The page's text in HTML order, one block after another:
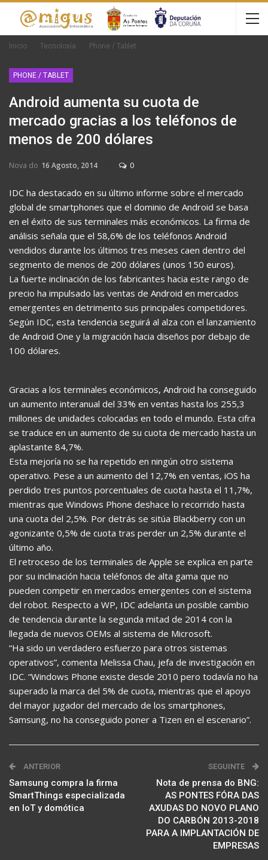
Inicio Tecnoloxía Phone / Tablet
PHONE / TABLET
Android aumenta su cuota de
mercado gracias a los teléfonos de
menos de 200 dólares
Nova do 16 Agosto, 2014 0
IDC ha destacado en su último informe sobre el mercado
global de smartphones que el dominio de Android se basa
en el éxito de sus terminales más económicos. La firma de
análisis señala que el 58,6% de los teléfonos Android
vendidos durante los últimos tres meses caen dentro del
segmento de menos de 200 dólares (unos 150 euros).
La fuerte inclinación de los fabricantes hacia este rango de
precio ha impulsado las ventas de Android en mercados
emergentes en detrimento sus principales competidores.
Según IDC, esta tendencia seguirá al alza con el lanzamiento
de Android One y la migración hacia diseños por debajo de
100 dólares.
Gracias a los terminales económicos, Android ha conseguido
un aumento interanual del 33% en ventas hasta los 255,3
millones de unidades colocadas en todo el mundo. Esta cifra
se traduce en un aumento de su cuota de mercado hasta un
aplastante 84,7%.
Esta mejoría no se ha repetido en ningún otro sistema
operativo. Pese a un aumento del 12,7% en ventas, iOS ha
perdido tres puntos porcentuales de cuota hasta el 11,7%,
mientras que Windows Phone deshace lo recorrido hasta
una cuota del 2,5%. Por detrás se sitúa Blackberry con un
agonizante 0,5% de cuota tras perder un 2,5% durante el
último año.
El retroceso de los terminales de Apple se explica en parte
por su inclinación hacia teléfonos de alta gama que no
pueden competir en mercados emergentes con el sistema
del robot. Respecto a WP, IDC adelanta un posible cambio
de tendencia durante la segunda mitad de 2014 con la
llegada de nuevos OEMs al sistema de Microsoft.
“Ha sido un verdadero esfuerzo para otros sistemas
operativos”, comenta Melissa Chau, jefa de investigación en
IDC. “Windows Phone existe desde 2010 pero todavía no ha
superado la marca del 5% de cuota, mientras que el apoyo
del mayor jugador del mercado de los smartphones,
Samsung, no ha conseguido poner a Tizen en el escenario”.
ANTERIOR
Samsung compra la firma
SmartThings especializada
en IoT y domótica
SEGUINTE
Nota de prensa do BNG:
AS PONTES FÓRA DAS
AXUDAS DO NOVO PLANO
DO CARBÓN 2013-2018
PARA A IMPLANTACIÓN DE
EMPRESAS